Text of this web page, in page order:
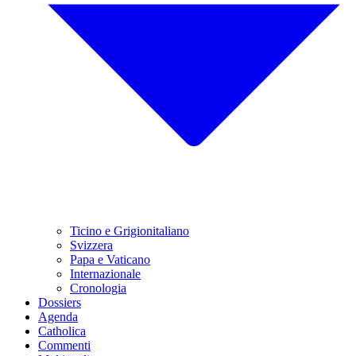
Ticino e Grigionitaliano
Svizzera
Papa e Vaticano
Internazionale
Cronologia
Dossiers
Agenda
Catholica
Commenti